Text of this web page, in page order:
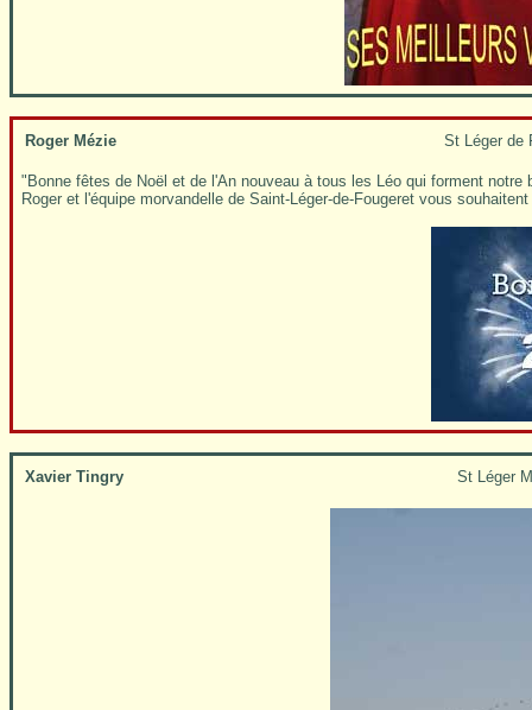
Roger Mézie St Léger de
"Bonne fêtes de Noël et de l'An nouveau à tous les Léo qui forment
Roger et l'équipe morvandelle de Saint-Léger-de-Fougeret vous
Xavier Tingry St Léger